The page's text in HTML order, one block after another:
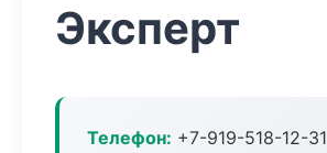
Эксперт
Телефон: +7-919-518-12-31